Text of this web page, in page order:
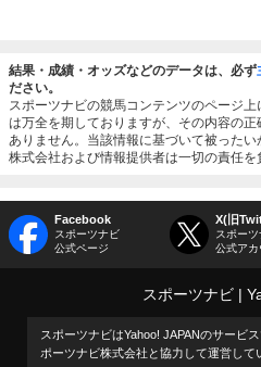
結果・成績・オッズなどのデータは、必ず
ださい。
スポーツナビの競馬コンテンツのページ
は万全を期しておりますが、その内容の
ありません。当該情報に基づいて被った
株式会社および情報提供者は一切の責任を
Facebook
スポーツナビ
公式ページ
X(旧
スポーツ
公式アカ
スポーツナビ
スポーツナビはYahoo! JAPANのサービ
ポーツナビ株式会社と協力して運営して